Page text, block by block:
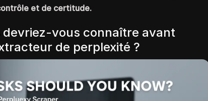
et de certitude.
devriez-vous connaître avant
de perplexité ?